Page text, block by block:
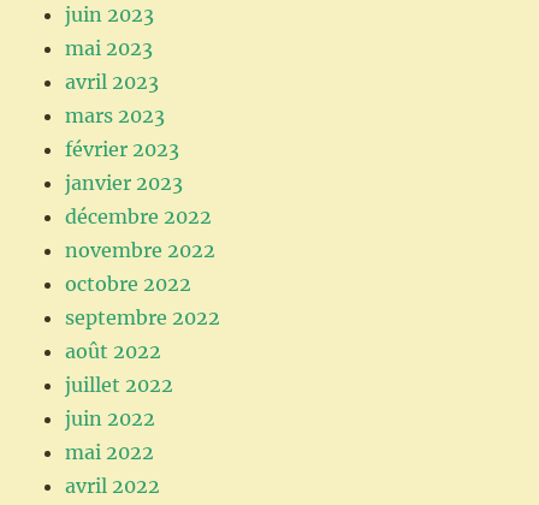
juin 2023
mai 2023
avril 2023
mars 2023
février 2023
janvier 2023
décembre 2022
novembre 2022
octobre 2022
septembre 2022
août 2022
juillet 2022
juin 2022
mai 2022
avril 2022